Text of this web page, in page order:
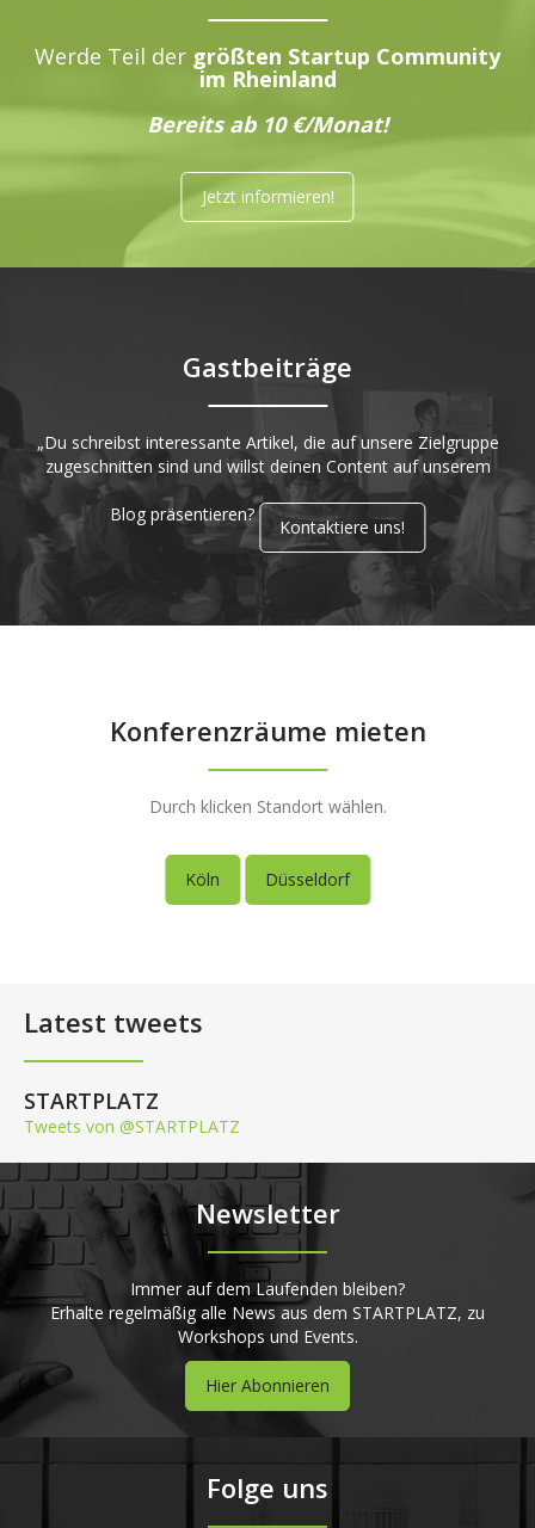
Werde Teil der größten Startup Community
im Rheinland
Bereits ab 10 €/Monat!
Jetzt informieren!
Gastbeiträge
„Du schreibst interessante Artikel, die auf unsere Zielgruppe
zugeschnitten sind und willst deinen Content auf unserem
Blog präsentieren?
Kontaktiere uns!
Konferenzräume mieten
Durch klicken Standort wählen.
Köln Düsseldorf
Latest tweets
STARTPLATZ
Tweets von @STARTPLATZ
Newsletter
Immer auf dem Laufenden bleiben?
Erhalte regelmäßig alle News aus dem STARTPLATZ, zu
Workshops und Events.
Hier Abonnieren
Folge uns